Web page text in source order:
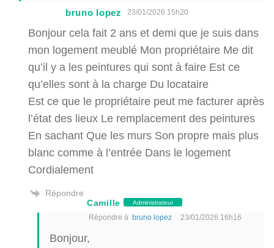
bruno lopez 23/01/2026 15h20
Bonjour cela fait 2 ans et demi que je suis dans
mon logement meublé Mon propriétaire Me dit
qu’il y a les peintures qui sont à faire Est ce
qu’elles sont à la charge Du locataire
Est ce que le propriétaire peut me facturer après
l’état des lieux Le remplacement des peintures
En sachant Que les murs Son propre mais plus
blanc comme à l’entrée Dans le logement
Cordialement
Répondre
Camille
Administrateur
Répondre à bruno lopez 23/01/2026 16h16
Bonjour,